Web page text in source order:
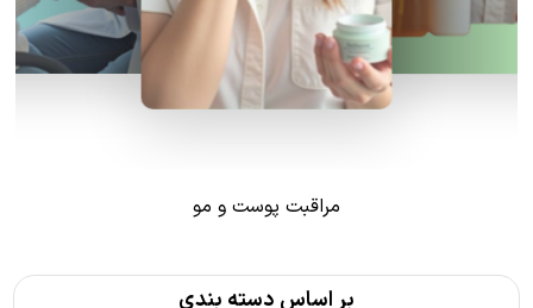
مراقبت پوست و مو
بر اساس دسته بندی